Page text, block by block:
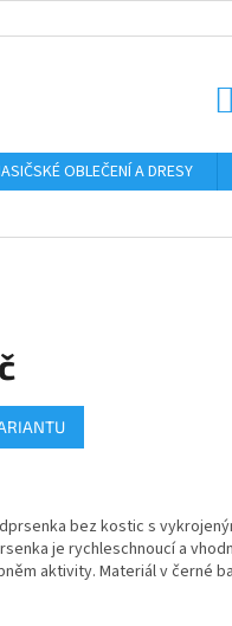
OBLEČENÍ A DRESY
bez kostic s
je rychleschnoucí a
aktivity. Materiál v černé